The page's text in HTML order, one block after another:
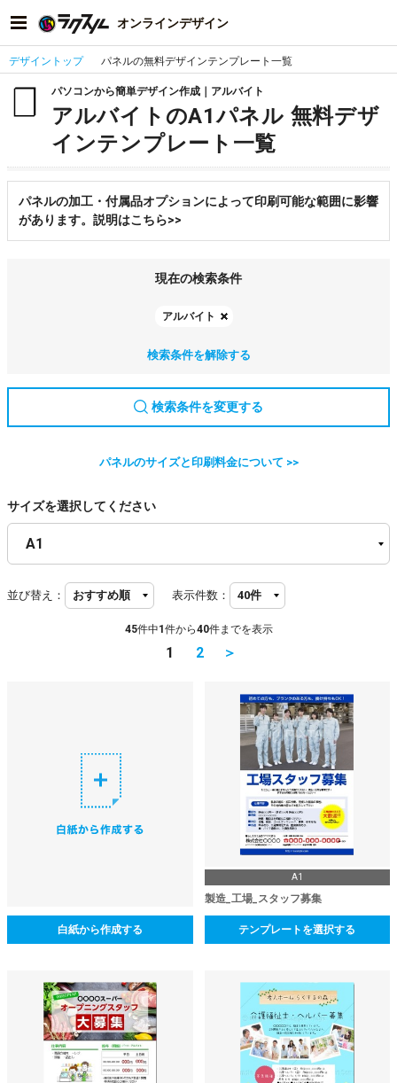
オンラインデザイン
デザイントップ パネルの無料デザインテンプレート一覧
パソコンから簡単デザイン作成｜アルバイト
アルバイトのA1パネル 無料デザ
インテンプレート一覧
パネルの加工・付属品オプションによって印刷可能な範囲に影響
があります。説明はこちら>>
現在の検索条件
アルバイト
検索条件を解除する
検索条件を変更する
パネルのサイズと印刷料金について >>
サイズを選択してください
並び替え： 表示件数：
45件中1 件から40件までを表示
1 2 ＞
白紙から作成する
A1
製造_工場_スタッフ募集
テンプレートを選択する